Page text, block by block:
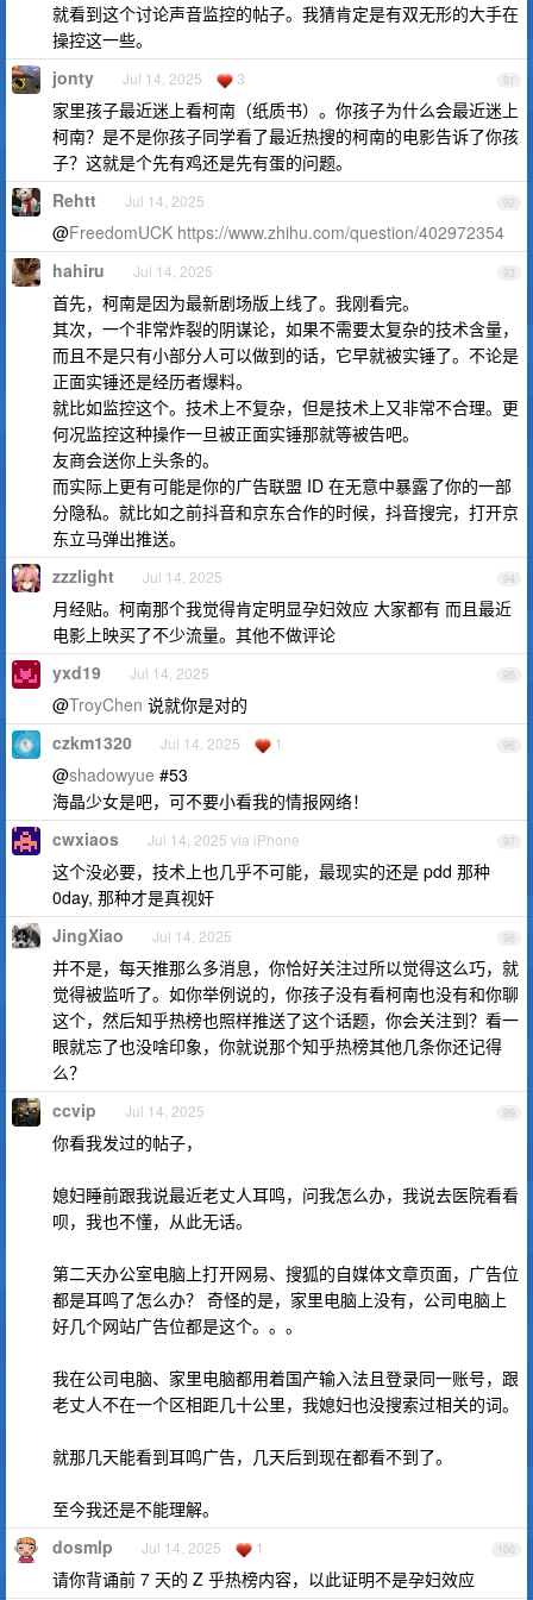
就看到这个讨论声音监控的帖子。我猜肯定是有双无形的大手在
操控这一些。
91
jonty Jul 14, 2025 3
家里孩子最近迷上看柯南（纸质书）。你孩子为什么会最近迷上
柯南？是不是你孩子同学看了最近热搜的柯南的电影告诉了你孩
子？这就是个先有鸡还是先有蛋的问题。
92
Rehtt Jul 14, 2025
@FreedomUCK https://www.zhihu.com/question/402972354
93
hahiru Jul 14, 2025
首先，柯南是因为最新剧场版上线了。我刚看完。
其次，一个非常炸裂的阴谋论，如果不需要太复杂的技术含量，
而且不是只有小部分人可以做到的话，它早就被实锤了。不论是
正面实锤还是经历者爆料。
就比如监控这个。技术上不复杂，但是技术上又非常不合理。更
何况监控这种操作一旦被正面实锤那就等被告吧。
友商会送你上头条的。
而实际上更有可能是你的广告联盟 ID 在无意中暴露了你的一部
分隐私。就比如之前抖音和京东合作的时候，抖音搜完，打开京
东立马弹出推送。
94
zzzlight Jul 14, 2025
月经贴。柯南那个我觉得肯定明显孕妇效应 大家都有 而且最近
电影上映买了不少流量。其他不做评论
95
yxd19 Jul 14, 2025
@TroyChen 说就你是对的
96
czkm1320 Jul 14, 2025 1
@shadowyue #53
海晶少女是吧，可不要小看我的情报网络！
97
cwxiaos Jul 14, 2025 via iPhone
这个没必要，技术上也几乎不可能，最现实的还是 pdd 那种
0day, 那种才是真视奸
98
JingXiao Jul 14, 2025
并不是，每天推那么多消息，你恰好关注过所以觉得这么巧，就
觉得被监听了。如你举例说的，你孩子没有看柯南也没有和你聊
这个，然后知乎热榜也照样推送了这个话题，你会关注到？看一
眼就忘了也没啥印象，你就说那个知乎热榜其他几条你还记得
么？
99
ccvip Jul 14, 2025
你看我发过的帖子，
媳妇睡前跟我说最近老丈人耳鸣，问我怎么办，我说去医院看看
呗，我也不懂，从此无话。
第二天办公室电脑上打开网易、搜狐的自媒体文章页面，广告位
都是耳鸣了怎么办？ 奇怪的是，家里电脑上没有，公司电脑上
好几个网站广告位都是这个。。。
我在公司电脑、家里电脑都用着国产输入法且登录同一账号，跟
老丈人不在一个区相距几十公里，我媳妇也没搜索过相关的词。
就那几天能看到耳鸣广告，几天后到现在都看不到了。
至今我还是不能理解。
100
dosmlp Jul 14, 2025 1
请你背诵前 7 天的 Z 乎热榜内容，以此证明不是孕妇效应